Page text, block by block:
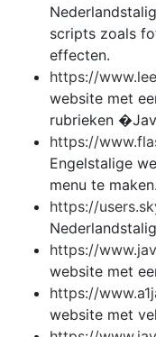
scripts zoals
effecten.
https://
website met
rubrieken
https://
Engelstalige
menu te maken.
https://
https://
website met
https://
website met